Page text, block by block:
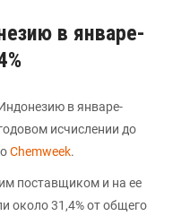
в январе-
в январе-
исчислении до
Chemweek.
поставщиком и на ее
около 31,4% от общего